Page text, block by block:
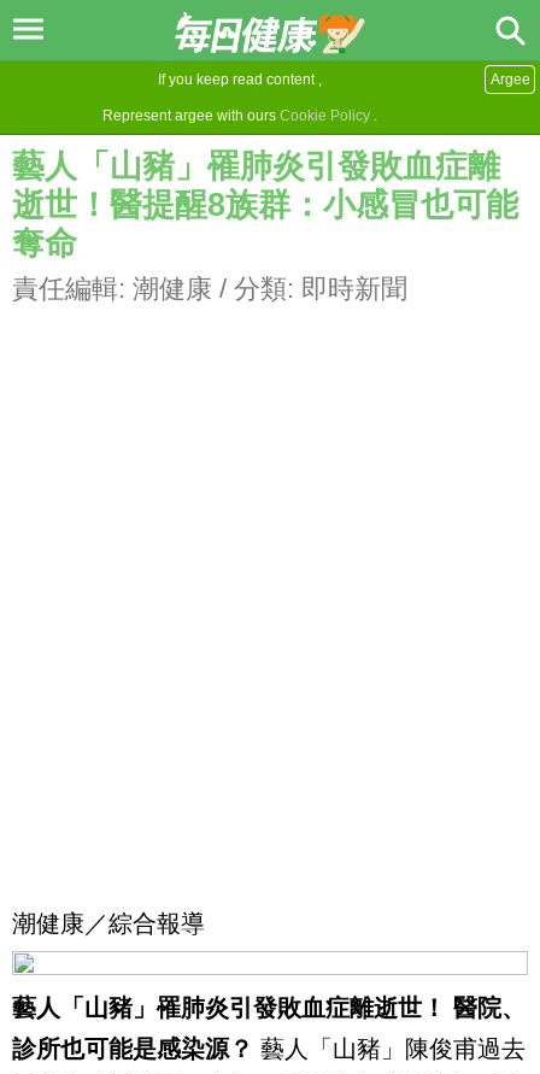
If you keep read content ,
Represent argee with ours Cookie Policy .
Argee
藝人「山豬」罹肺炎引發敗血症離
逝世！醫提醒8族群：小感冒也可能
奪命
責任編輯: 潮健康 / 分類: 即時新聞
潮健康／綜合報導
藝人「山豬」罹肺炎引發敗血症離逝世！ 醫院、
診所也可能是感染源？ 藝人「山豬」陳俊甫過去